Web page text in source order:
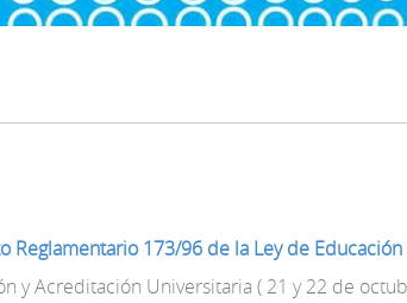
Reglamentario 173/96 de la Ley de
y Acreditación Universitaria ( 21 y 22 de